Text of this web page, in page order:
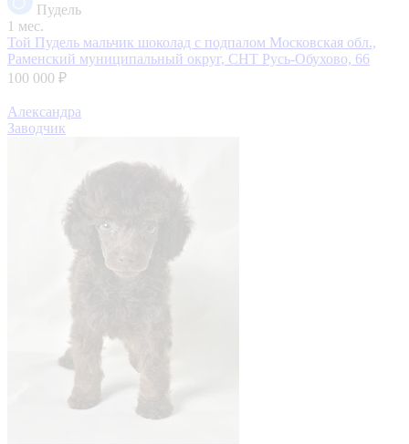
Пудель
1 мес.
Той Пудель мальчик шоколад с подпалом Московская обл.,
Раменский муниципальный округ, СНТ Русь-Обухово, 66
100 000 ₽
Александра
Заводчик